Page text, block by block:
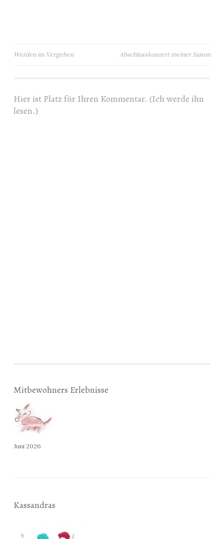
Beitragsnavigation
Werden im Vergehen Abschlusskonzert meiner Saison
Hier ist Platz für Ihren Kommentar. (Ich werde ihn
lesen.)
Mitbewohners Erlebnisse
Juni 2026
Kassandras